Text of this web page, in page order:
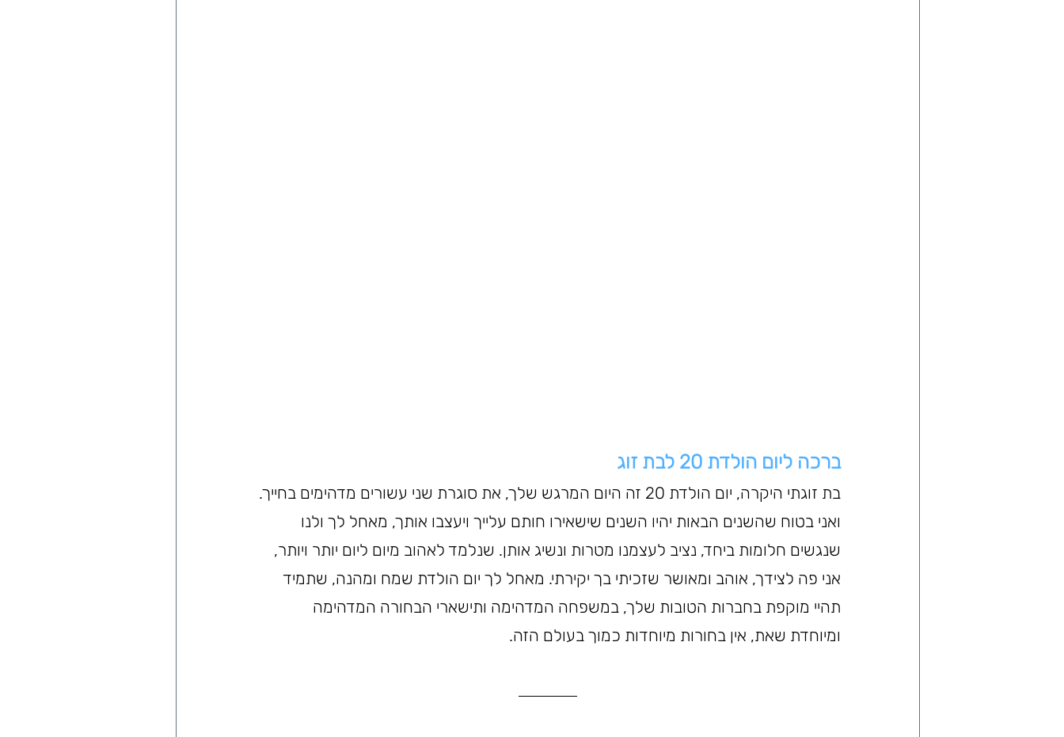
ברכה ליום הולדת 20 לבת זוג
בת זוגתי היקרה, יום הולדת 20 זה היום המרגש שלך, את סוגרת שני עשורים מדהימים בחייך.
ואני בטוח שהשנים הבאות יהיו השנים שישאירו חותם עלייך ויעצבו אותך, מאחל לך ולנו
שנגשים חלומות ביחד, נציב לעצמנו מטרות ונשיג אותן. שנלמד לאהוב מיום ליום יותר ויותר,
אני פה לצידך, אוהב ומאושר שזכיתי בך יקירתי. מאחל לך יום הולדת שמח ומהנה, שתמיד
תהיי מוקפת בחברות הטובות שלך, במשפחה המדהימה ותישארי הבחורה המדהימה
ומיוחדת שאת, אין בחורות מיוחדות כמוך בעולם הזה.